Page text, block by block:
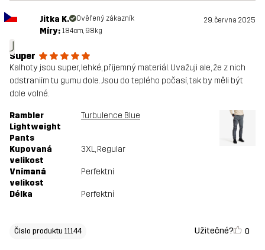
J
Jitka K. Ověřený zákazník 29. června 2025
Míry: 184cm, 98kg
Super
Kalhoty jsou super, lehké, příjemný materiál. Uvažuji ale, že z nich
odstraniím tu gumu dole. Jsou do teplého počasí, tak by měli být
dole volné.
Rambler
Lightweight
Pants
Turbulence Blue
Kupovaná
velikost
3XL, Regular
Vnímaná
velikost
Perfektní
Délka Perfektní
Čislo produktu 11144 Užitečné? 0